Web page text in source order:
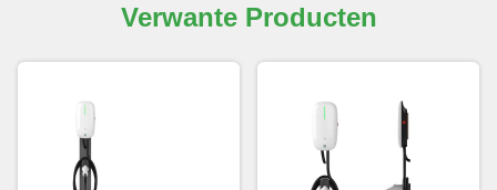
Verwante Producten